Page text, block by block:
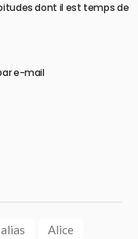
dont il est temps de
e-mail
alias
Alice